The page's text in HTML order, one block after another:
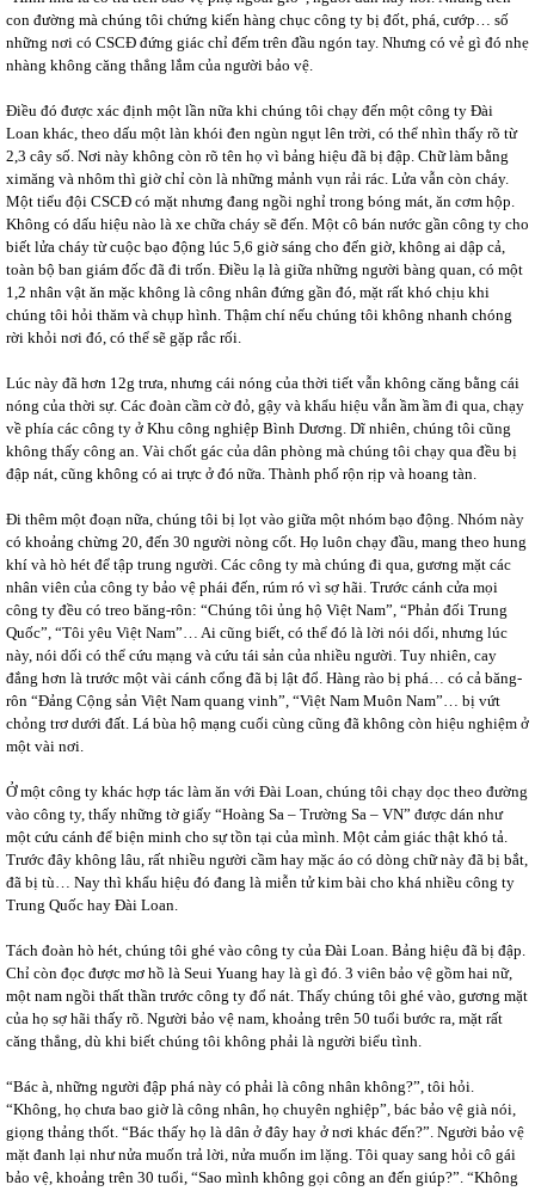
con đường mà chúng tôi chứng kiến hàng chục công ty bị đốt, phá, cướp… số
những nơi có CSCĐ đứng giác chỉ đếm trên đầu ngón tay. Nhưng có vẻ gì đó nhẹ
nhàng không căng thẳng lắm của người bảo vệ.
Điều đó được xác định một lần nữa khi chúng tôi chạy đến một công ty Đài
Loan khác, theo dấu một làn khói đen ngùn ngụt lên trời, có thể nhìn thấy rõ từ
2,3 cây số. Nơi này không còn rõ tên họ vì bảng hiệu đã bị đập. Chữ làm bằng
ximăng và nhôm thì giờ chỉ còn là những mảnh vụn rải rác. Lửa vẫn còn cháy.
Một tiểu đội CSCĐ có mặt nhưng đang ngồi nghỉ trong bóng mát, ăn cơm hộp.
Không có dấu hiệu nào là xe chữa cháy sẽ đến. Một cô bán nước gần công ty cho
biết lửa cháy từ cuộc bạo động lúc 5,6 giờ sáng cho đến giờ, không ai dập cả,
toàn bộ ban giám đốc đã đi trốn. Điều lạ là giữa những người bàng quan, có một
1,2 nhân vật ăn mặc không là công nhân đứng gần đó, mặt rất khó chịu khi
chúng tôi hỏi thăm và chụp hình. Thậm chí nếu chúng tôi không nhanh chóng
rời khỏi nơi đó, có thể sẽ gặp rắc rối.
Lúc này đã hơn 12g trưa, nhưng cái nóng của thời tiết vẫn không căng bằng cái
nóng của thời sự. Các đoàn cầm cờ đỏ, gậy và khẩu hiệu vẫn ầm ầm đi qua, chạy
về phía các công ty ở Khu công nghiệp Bình Dương. Dĩ nhiên, chúng tôi cũng
không thấy công an. Vài chốt gác của dân phòng mà chúng tôi chạy qua đều bị
đập nát, cũng không có ai trực ở đó nữa. Thành phố rộn rịp và hoang tàn.
Đi thêm một đoạn nữa, chúng tôi bị lọt vào giữa một nhóm bạo động. Nhóm này
có khoảng chừng 20, đến 30 người nòng cốt. Họ luôn chạy đầu, mang theo hung
khí và hò hét để tập trung người. Các công ty mà chúng đi qua, gương mặt các
nhân viên của công ty bảo vệ phái đến, rúm ró vì sợ hãi. Trước cánh cửa mọi
công ty đều có treo băng-rôn: “Chúng tôi ủng hộ Việt Nam”, “Phản đối Trung
Quốc”, “Tôi yêu Việt Nam”… Ai cũng biết, có thể đó là lời nói dối, nhưng lúc
này, nói dối có thể cứu mạng và cứu tái sản của nhiều người. Tuy nhiên, cay
đắng hơn là trước một vài cánh cổng đã bị lật đổ. Hàng rào bị phá… có cả băng-
rôn “Đảng Cộng sản Việt Nam quang vinh”, “Việt Nam Muôn Nam”… bị vứt
chỏng trơ dưới đất. Lá bùa hộ mạng cuối cùng cũng đã không còn hiệu nghiệm ở
một vài nơi.
Ở một công ty khác hợp tác làm ăn với Đài Loan, chúng tôi chạy dọc theo đường
vào công ty, thấy những tờ giấy “Hoàng Sa – Trường Sa – VN” được dán như
một cứu cánh để biện minh cho sự tồn tại của mình. Một cảm giác thật khó tả.
Trước đây không lâu, rất nhiều người cầm hay mặc áo có dòng chữ này đã bị bắt,
đã bị tù… Nay thì khẩu hiệu đó đang là miễn tử kim bài cho khá nhiều công ty
Trung Quốc hay Đài Loan.
Tách đoàn hò hét, chúng tôi ghé vào công ty của Đài Loan. Bảng hiệu đã bị đập.
Chỉ còn đọc được mơ hồ là Seui Yuang hay là gì đó. 3 viên bảo vệ gồm hai nữ,
một nam ngồi thất thần trước công ty đổ nát. Thấy chúng tôi ghé vào, gương mặt
của họ sợ hãi thấy rõ. Người bảo vệ nam, khoảng trên 50 tuổi bước ra, mặt rất
căng thẳng, dù khi biết chúng tôi không phải là người biểu tình.
“Bác à, những người đập phá này có phải là công nhân không?”, tôi hỏi.
“Không, họ chưa bao giờ là công nhân, họ chuyên nghiệp”, bác bảo vệ già nói,
giọng thảng thốt. “Bác thấy họ là dân ở đây hay ở nơi khác đến?”. Người bảo vệ
mặt đanh lại như nửa muốn trả lời, nửa muốn im lặng. Tôi quay sang hỏi cô gái
bảo vệ, khoảng trên 30 tuổi, “Sao mình không gọi công an đến giúp?”. “Không